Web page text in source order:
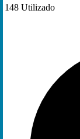
148 Utilizado